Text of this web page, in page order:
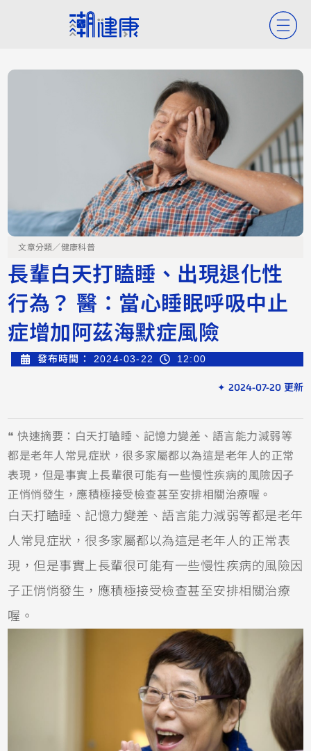
文章分類／健康科普
長輩白天打瞌睡、出現退化性
行為？ 醫：當心睡眠呼吸中止
症增加阿茲海默症風險
發布時間： 2024-03-22 12:00
✦ 2024-07-20 更新
❝ 快速摘要：白天打瞌睡、記憶力變差、語言能力減弱等
都是老年人常見症狀，很多家屬都以為這是老年人的正常
表現，但是事實上長輩很可能有一些慢性疾病的風險因子
正悄悄發生，應積極接受檢查甚至安排相關治療喔。
白天打瞌睡、記憶力變差、語言能力減弱等都是老年
人常見症狀，很多家屬都以為這是老年人的正常表
現，但是事實上長輩很可能有一些慢性疾病的風險因
子正悄悄發生，應積極接受檢查甚至安排相關治療
喔。